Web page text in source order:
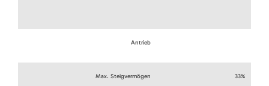
Antrieb
Max. Steigvermögen 33%